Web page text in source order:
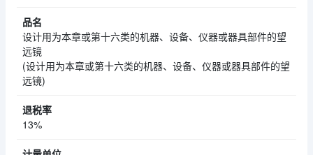
设计用为本章或第十六类的机器、设备、仪器或器具部件的望
远镜
(设计用为本章或第十六类的机器、设备、仪器或器具部件的望
远镜)
13%